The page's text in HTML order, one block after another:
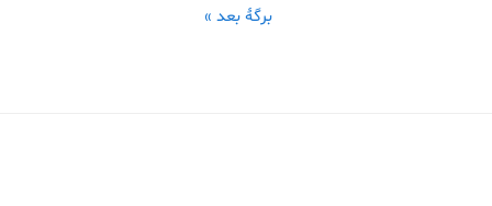
برگهٔ بعد »